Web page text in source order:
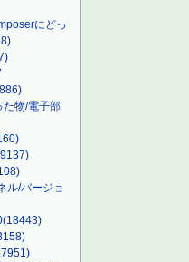
にどっ
た物/電子部
ル/バージョ
(18443)